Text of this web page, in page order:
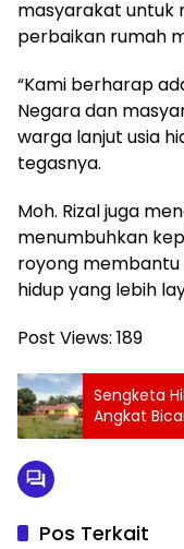
masyarakat untuk
perbaikan rumah
“Kami berharap
Negara dan
warga lanjut usia
tegasnya.
Moh. Rizal juga
menumbuhkan
royong membantu
hidup yang lebih
Post Views: 189
Sengketa
Angkat
Pos Terkait